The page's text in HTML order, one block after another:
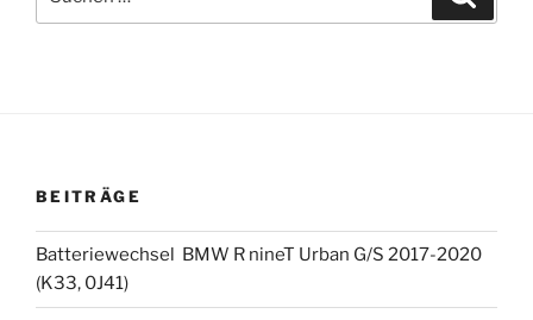
nach:
BEITRÄGE
Batteriewechsel BMW R nineT Urban G/S 2017-2020
(K33, 0J41)